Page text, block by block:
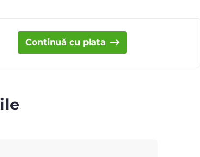
Continuă cu plata